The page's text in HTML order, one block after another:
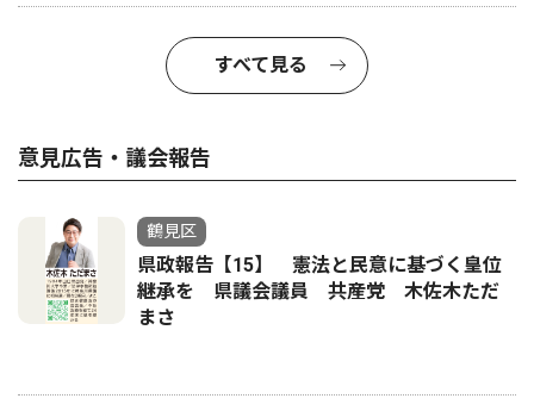
すべて見る
意見広告・議会報告
鶴見区
県政報告【15】 憲法と民意に基づく皇位
継承を 県議会議員 共産党 木佐木ただ
まさ